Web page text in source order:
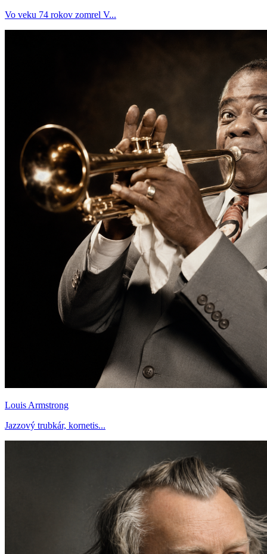
Vo veku 74 rokov zomrel V...
Louis Armstrong
Jazzový trubkár, kornetis...